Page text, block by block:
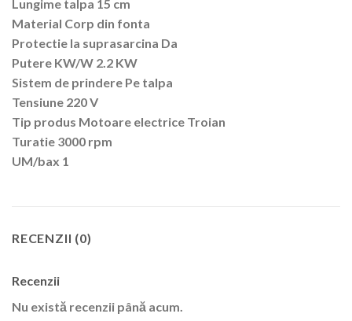
Lungime talpa 15 cm
Material Corp din fonta
Protectie la suprasarcina Da
Putere KW/W 2.2 KW
Sistem de prindere Pe talpa
Tensiune 220 V
Tip produs Motoare electrice Troian
Turatie 3000 rpm
UM/bax 1
RECENZII (0)
Recenzii
Nu există recenzii până acum.